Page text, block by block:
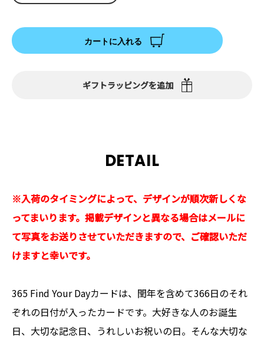
カートに入れる
ギフトラッピングを追加
DETAIL
※入荷のタイミングによって、デザインが順次新しくな
ってまいります。掲載デザインと異なる場合はメールに
て写真をお送りさせていただきますので、ご確認いただ
けますと幸いです。
365 Find Your Dayカードは、閏年を含めて366日のそれ
ぞれの日付が入ったカードです。大好きな人のお誕生
日、大切な記念日、うれしいお祝いの日。そんな大切な